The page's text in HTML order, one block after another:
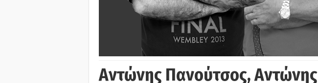
Αντώνης Πανούτσος, Αντώνης